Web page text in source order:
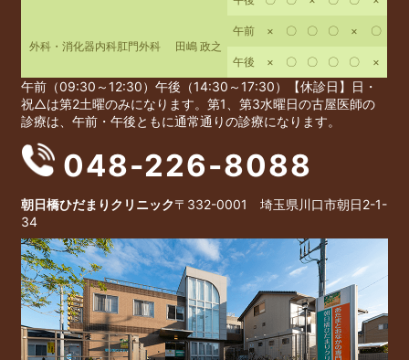
のご署名が不要になります これまで、療養計画書の発行にあ
たり患者様のご署名（サイン）をいただいておりましたが、今
回の改定によりご署名が不要となりました。引き続き、療養計
画書を活用した丁寧な指導・管理を行ってまいります。
・眼科・歯科との連携について（糖尿病の患者様） 糖尿病の
重症化予防のため、必要に応じて眼科や歯科の専門医療機関を
ご紹介し、緊密に連携して治療にあたります。
・ 長期処方・リフィル処方箋について 患者様の状態に応じ、
医師の判断のもと、28日以上の長期の投薬やリフィル処方箋
の交付を行う場合がございます。
2026/05/13
令和8年度川口市人間ドック・特定健診・がん検診 予約のお
知らせ
6月15日（月）から予約開始となります。 お電話での予約はで
外科・消化器内科肛門外科 田嶋 政之
午前 × 〇 〇 〇 × 〇
午後 × 〇 〇 〇 〇 ×
午前（09:30～12:30）午後（14:30～17:30）【休診日】日・
祝△は第2土曜のみになります。第1、第3水曜日の古屋医師の
診療は、午前・午後ともに通常通りの診療になります。
048-226-8088
朝日橋ひだまりクリニック〒332-0001 埼玉県川口市朝日2-1-
34